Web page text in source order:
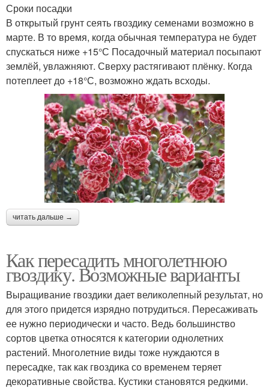
Сроки посадки
В открытый грунт сеять гвоздику семенами возможно в
марте. В то время, когда обычная температура не будет
спускаться ниже +15°С Посадочный материал посыпают
землёй, увлажняют. Сверху растягивают плёнку. Когда
потеплеет до +18°С, возможно ждать всходы.
читать дальше →
Как пересадить многолетнюю
гвоздику. Возможные варианты
Выращивание гвоздики дает великолепный результат, но
для этого придется изрядно потрудиться. Пересаживать
ее нужно периодически и часто. Ведь большинство
сортов цветка относятся к категории однолетних
растений. Многолетние виды тоже нуждаются в
пересадке, так как гвоздика со временем теряет
декоративные свойства. Кустики становятся редкими.